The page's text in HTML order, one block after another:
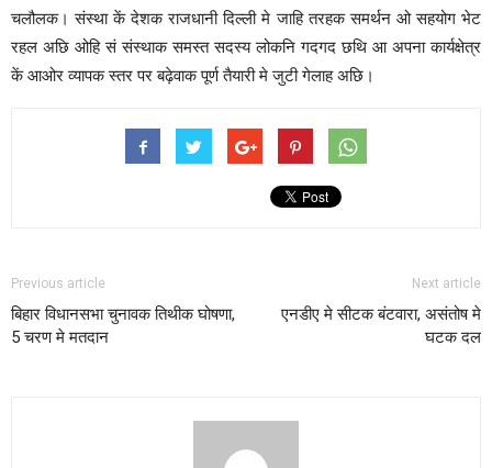
चलौलक। संस्था कें देशक राजधानी दिल्ली मे जाहि तरहक समर्थन ओ सहयोग भेट
रहल अछि ओहि सं संस्थाक समस्त सदस्य लोकनि गदगद छथि आ अपना कार्यक्षेत्र
कें आओर व्यापक स्तर पर बढ़ेवाक पूर्ण तैयारी मे जुटी गेलाह अछि।
Previous article
बिहार विधानसभा चुनावक तिथीक घोषणा,
5 चरण मे मतदान
Next article
एनडीए मे सीटक बंटवारा, असंतोष मे
घटक दल